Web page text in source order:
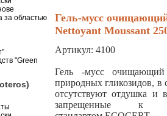
за областью
"Green
Гель-мусс
Nettoyant Moussant
Артикул: 4100
Гель -мусс
природных гликозидов, в
отсутствуют отдушка и
запрещенные к